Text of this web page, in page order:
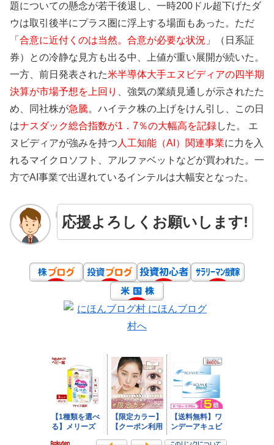
題についての懸念が若干後退し、一時200ドル超下げたダ
ウは取引後半にプラス圏に浮上する場面もあった。ただ
「 合意に近付くのは当然。合意が必要な状況 」（日系証
券）との冷静な見方も出る中、上値が重い展開が続いた。
一方、前日発表された米半導体大手エヌビディアの四半期
決算が市場予想を上回り
、強気の業績見通しが示されたた
め、同社株が急騰。ハイテク株の上げをけん引し、この日
はナスダック総合指数が1．7％の大幅高を記録した。 エ
ヌビディアが強みを持つ 人工知能（AI）関連事業に力を入
れるマイクロソフト、アルファベットなどが買われた。一
方でAI事業で出遅れているインテルは大幅安となった。
応援よろしくお願いします!